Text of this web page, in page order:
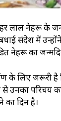
लाल नेहरू के
संदेश में
नेहरू का
के लिए जरूरी
परिचय
का दिन है।